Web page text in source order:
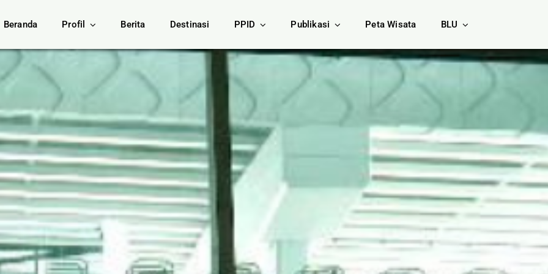
Beranda Profil Berita Destinasi PPID Publikasi Peta Wisata BLU